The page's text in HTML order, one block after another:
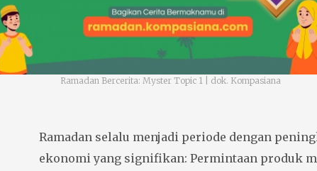
Ramadan Bercerita: Myster Topic 1 | dok. Kompasiana
Ramadan selalu menjadi periode dengan
ekonomi yang signifikan: Permintaan produk